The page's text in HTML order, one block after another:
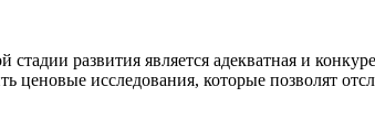
развития является адекватная и
исследования, которые позволят